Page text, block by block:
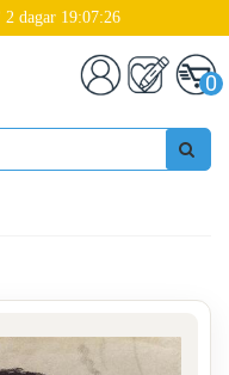
2 dagar 19:07:26
0